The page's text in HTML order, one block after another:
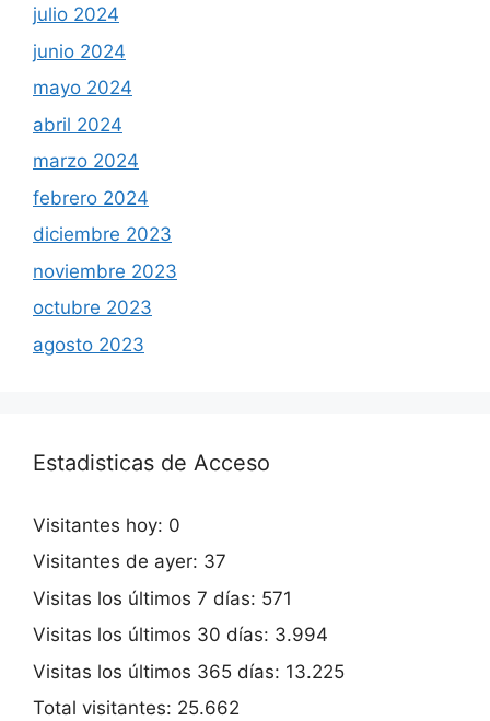
julio 2024
junio 2024
mayo 2024
abril 2024
marzo 2024
febrero 2024
diciembre 2023
noviembre 2023
octubre 2023
agosto 2023
Estadisticas de Acceso
Visitantes hoy: 0
Visitantes de ayer: 37
Visitas los últimos 7 días: 571
Visitas los últimos 30 días: 3.994
Visitas los últimos 365 días: 13.225
Total visitantes: 25.662